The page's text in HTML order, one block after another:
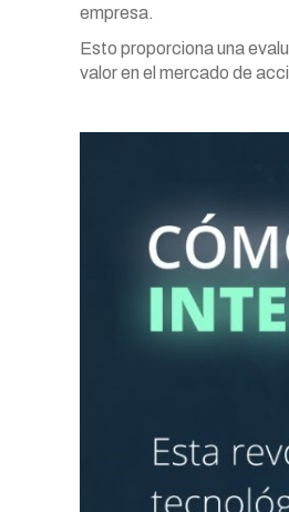
empresa.
Esto proporciona una
valor en el mercado de